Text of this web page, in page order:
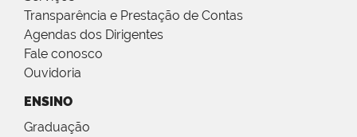
Transparência e Prestação de Contas
Agendas dos Dirigentes
Fale conosco
Ouvidoria
ENSINO
Graduação